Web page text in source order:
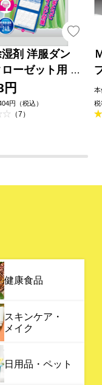
湿剤 洋服ダン
ーゼット用 ２
アイテム
円
円（税込）
（7）
本
税
健康食品
スキンケア・
メイク
日用品・ペット